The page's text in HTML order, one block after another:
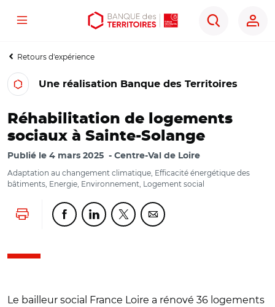
Aller
contenu
Aller
menu
Ouvrir
outils
Menu
Rechercher
Retours d'expérience
Une réalisation Banque des Territoires
Réhabilitation de logements
sociaux à Sainte-Solange
Publié le 4 mars 2025 Centre-Val de Loire
Adaptation au changement climatique, Efficacité énergétique des
bâtiments, Energie, Environnement, Logement social
Lancer l'impressionPartager cette page sur Facebook
Partager cette page sur Linkedin
Partager cette page sur Twitter
Partager cette page sur
Le bailleur social France Loire a rénové 36 logements